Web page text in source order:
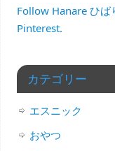
Follow Hanare ひ
Pinterest.
カテゴリー
エスニック
おやつ